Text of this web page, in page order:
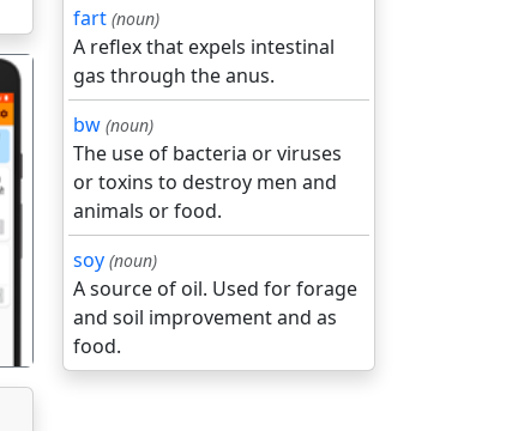
fart (noun)
A reflex that expels intestinal
gas through the anus.
bw (noun)
The use of bacteria or viruses
or toxins to destroy men and
animals or food.
soy (noun)
A source of oil. Used for forage
and soil improvement and as
food.